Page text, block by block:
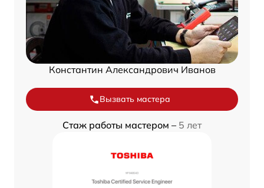
Константин Александрович Иванов
Вызвать мастера
Стаж работы мастером – 5 лет